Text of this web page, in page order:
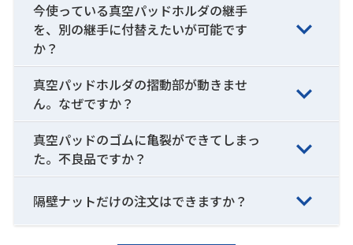
今使っている真空パッドホルダの継手
を、別の継手に付替えたいが可能です
か？
真空パッドホルダの摺動部が動きませ
ん。なぜですか？
真空パッドのゴムに亀裂ができてしまっ
た。不良品ですか？
隔壁ナットだけの注文はできますか？